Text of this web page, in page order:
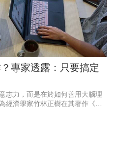
專家透露：只要搞定
志力，而是在於如何善用大腦理
經濟學家竹林正樹在其著作《高
剛開始工作以及下午午休剛結束